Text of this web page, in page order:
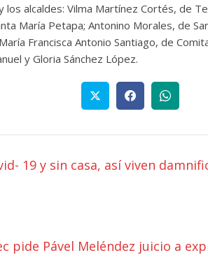
los alcaldes: Vilma Martínez Cortés, de
María Petapa; Antonino Morales, de
Francisca Antonio Santiago, de
y Gloria Sánchez López.
19 y sin casa, así viven
pide Pável Meléndez juicio a